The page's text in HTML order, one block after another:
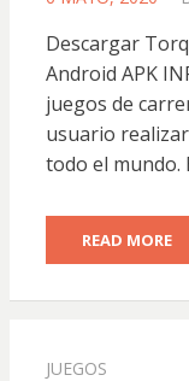
Descargar
Android APK
juegos de
usuario
todo el mundo.
READ MORE
JUEGOS